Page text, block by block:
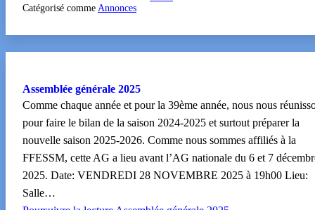
Catégorisé comme Annonces
Assemblée générale 2025
Comme chaque année et pour la 39ème année, nous nous
pour faire le bilan de la saison 2024-2025 et surtout préparer la
nouvelle saison 2025-2026. Comme nous sommes affiliés à la
FFESSM, cette AG a lieu avant l’AG nationale du 6 et 7
2025. Date: VENDREDI 28 NOVEMBRE 2025 à 19h00 Lieu:
Salle…